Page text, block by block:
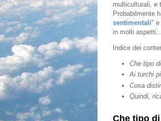
multiculturali, e
Probabilmente
sentimentali" e
in molti
Indice dei
Che tipo
Ai turchi
Cosa
Quindi,
Che tipo